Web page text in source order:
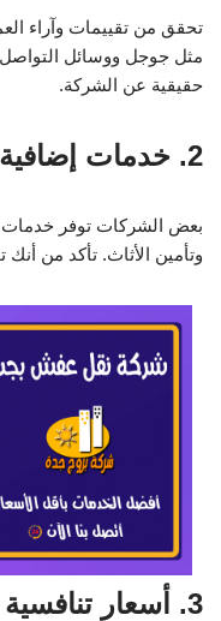
تحقق من تقييمات وآراء
مثل جوجل ووسائل
حقيقية عن الشركة.
2. خدمات إضافية
بعض الشركات توفر خدمات
وتأمين الأثاث. تأكد من
3. أسعار تنافسية